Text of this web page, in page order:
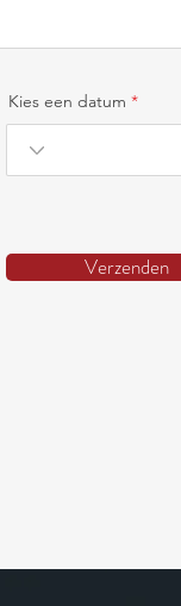
Kies een datum
Verzenden